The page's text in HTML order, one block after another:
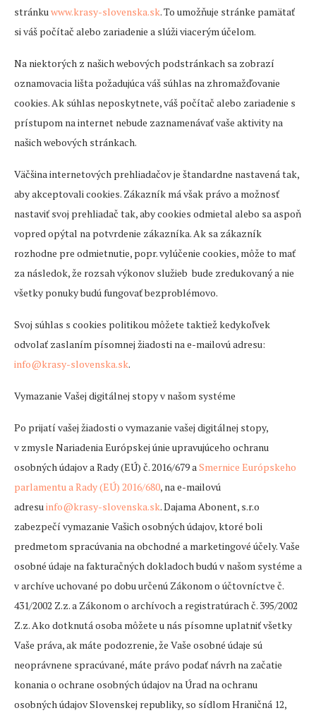
stránkuwww.krasy-slovenska.sk. To umožňuje stránke pamätať
si váš počítač alebo zariadenie a slúži viacerým účelom.
Na niektorých z našich webových podstránkach sa zobrazí
oznamovacia lišta požadujúca váš súhlas na zhromažďovanie
cookies. Ak súhlas neposkytnete, váš počítač alebo zariadenie s
prístupom na internet nebude zaznamenávať vaše aktivity na
našich webových stránkach.
Väčšina internetových prehliadačov je štandardne nastavená tak,
aby akceptovali cookies. Zákazník má však právo a možnosť
nastaviť svoj prehliadač tak, aby cookies odmietal alebo sa aspoň
vopred opýtal na potvrdenie zákazníka. Ak sa zákazník
rozhodne pre odmietnutie, popr. vylúčenie cookies, môže to mať
za následok, že rozsah výkonov služieb bude zredukovaný a nie
všetky ponuky budú fungovať bezproblémovo.
Svoj súhlas s cookies politikou môžete taktiež kedykoľvek
odvolať zaslaním písomnej žiadosti na e-mailovú adresu:
info@krasy-slovenska.sk.
Vymazanie Vašej digitálnej stopy v našom systéme
Po prijatí vašej žiadosti o vymazanie vašej digitálnej stopy,
v zmysle Nariadenia Európskej únie upravujúceho ochranu
osobných údajov a Rady (EÚ) č. 2016/679 aSmernice Európskeho
parlamentu a Rady (EÚ) 2016/680, na e-mailovú
adresuinfo@krasy-slovenska.sk. Dajama Abonent, s.r.o
zabezpečí vymazanie Vašich osobných údajov, ktoré boli
predmetom spracúvania na obchodné a marketingové účely. Vaše
osobné údaje na fakturačných dokladoch budú v našom systéme a
v archíve uchované po dobu určenú Zákonom o účtovníctve č.
431/2002 Z.z. a Zákonom o archívoch a registratúrach č. 395/2002
Z.z. Ako dotknutá osoba môžete u nás písomne uplatniť všetky
Vaše práva, ak máte podozrenie, že Vaše osobné údaje sú
neoprávnene spracúvané, máte právo podať návrh na začatie
konania o ochrane osobných údajov na Úrad na ochranu
osobných údajov Slovenskej republiky, so sídlom Hraničná 12,